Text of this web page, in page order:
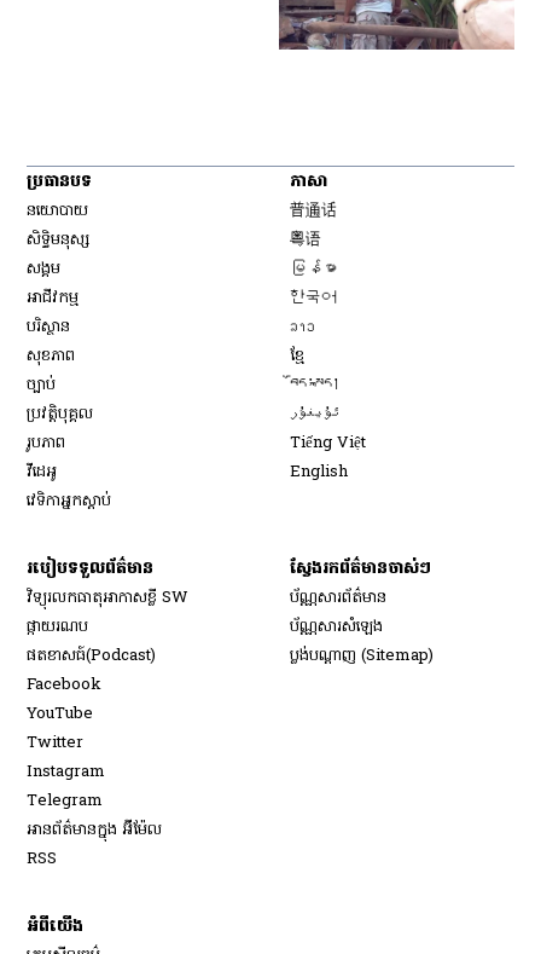
ប្រធានបទ
នយោបាយ
សិទ្ធិ​មនុស្ស
សង្គម
អាជីវកម្ម
បរិស្ថាន
សុខភាព
ច្បាប់
ប្រវត្តិបុគ្គល
រូបភាព
វីដេអូ
វេទិកា​អ្នក​ស្ដាប់
ភាសា
普通话
粤语
မြန်မာ
한국어
ລາວ
ខ្មែ
བོད་སྐད།
ئۇيغۇر
Tiếng Việt
English
របៀប​ទទួល​ព័ត៌មាន​
វិទ្យុ​រលក​ធាតុអាកាស​ខ្លី SW
​ផ្កាយ​រណប
​ផតខាសធ៍(Podcast)
Facebook
YouTube
Twitter
Instagram
Telegram
អានព័ត៌មានក្នុង អ៊ីម៉ែល
RSS
ស្វែងរកព័ត៌មានចាស់ៗ
ប័ណ្ណសារ​ព័ត៌មាន​
ប័ណ្ណសារ​សំឡេង
ប្លង់បណ្តាញ (Sitemap)
អំពីយើង